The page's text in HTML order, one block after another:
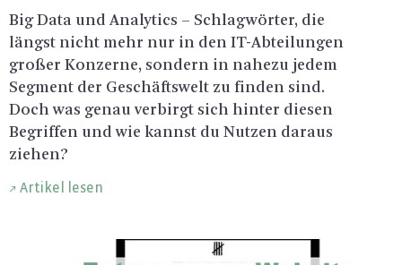
Big Data und Ana­ly­tics – Schlag­wör­ter, die
längst nicht mehr nur in den IT-Ab­tei­lun­gen
gro­ßer Kon­zer­ne, son­dern in na­he­zu jedem
Seg­ment der Ge­schäfts­welt zu fin­den sind.
Doch was genau ver­birgt sich hin­ter die­sen
Be­grif­fen und wie kannst du Nut­zen dar­aus
zie­hen?
Artikel lesen